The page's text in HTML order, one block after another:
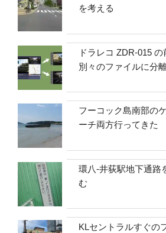
を考える
ドラレコ ZDR-015
別々のファイルに分
フーコック島南部の
ーチ両方行ってきた
環八-井荻駅地下通路
む
KLセントラルすぐの